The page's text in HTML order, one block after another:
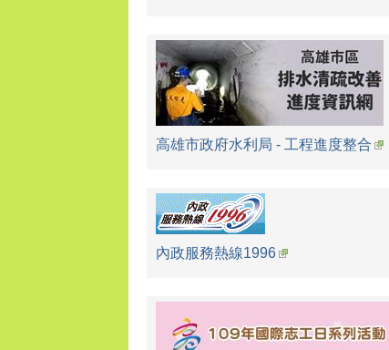
高雄市政府水利局 - 工程進度整合
內政服務熱線1996